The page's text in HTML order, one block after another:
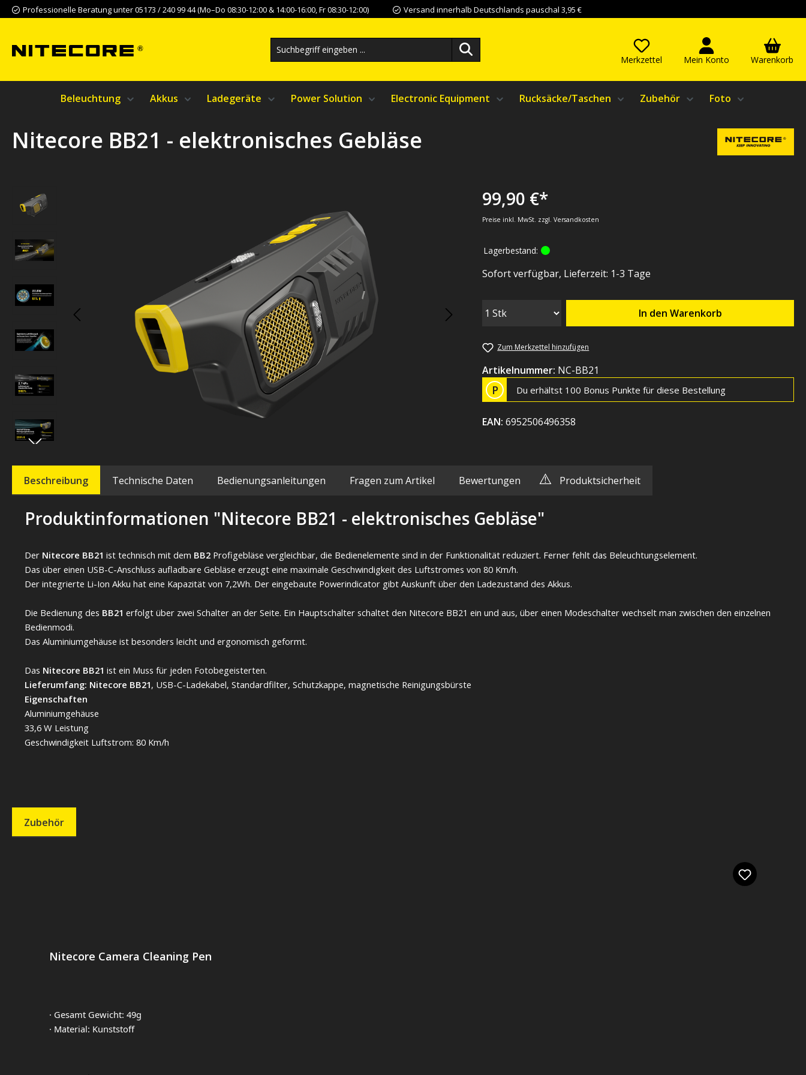
Hauptinhalt springen
Zur Suche springen
Zur Hauptnavigation springen
Professionelle Beratung unter 05173 / 240 99 44 (Mo–Do 08:30-12:00 & 14:00-16:00, Fr 08:30-12:00) Versand innerhalb Deutschlands pauschal 3,95 €
Merkzettel Mein Konto Warenkorb
Beleuchtung Akkus Ladegeräte Power Solution Electronic Equipment Rucksäcke/Taschen Zubehör Foto
Nitecore BB21 - elektronisches Gebläse
Bildergalerie überspringen 99,90 €*
Preise inkl. MwSt. zzgl. Versandkosten
Lagerbestand:
Sofort verfügbar, Lieferzeit: 1-3 Tage
In den Warenkorb
Zum Merkzettel hinzufügen
Artikelnummer: NC-BB21
P Du erhältst 100 Bonus Punkte für diese Bestellung
EAN: 6952506496358
Beschreibung Technische Daten Bedienungsanleitungen ⚠️ Produktsicherheit
Fragen zum Artikel Bewertungen
Produktinformationen "Nitecore BB21 - elektronisches Gebläse"
Der Nitecore BB21 ist technisch mit dem BB2 Profigebläse vergleichbar, die Bedienelemente sind in der Funktionalität reduziert. Ferner fehlt das Beleuchtungselement.
Das über einen USB-C-Anschluss aufladbare Gebläse erzeugt eine maximale Geschwindigkeit des Luftstromes von 80 Km/h.
Der integrierte Li-Ion Akku hat eine Kapazität von 7,2Wh. Der eingebaute Powerindicator gibt Auskunft über den Ladezustand des Akkus.
Die Bedienung des BB21 erfolgt über zwei Schalter an der Seite. Ein Hauptschalter schaltet den Nitecore BB21 ein und aus, über einen Modeschalter wechselt man zwischen den einzelnen
Bedienmodi.
Das Aluminiumgehäuse ist besonders leicht und ergonomisch geformt.
Das Nitecore BB21 ist ein Muss für jeden Fotobegeisterten.
Lieferumfang: Nitecore BB21, USB-C-Ladekabel, Standardfilter, Schutzkappe, magnetische Reinigungsbürste
Eigenschaften
Aluminiumgehäuse
33,6 W Leistung
Geschwindigkeit Luftstrom: 80 Km/h
Zubehör
Nitecore Camera Cleaning Pen
· Gesamt Gewicht: 49g
· Material: Kunststoff